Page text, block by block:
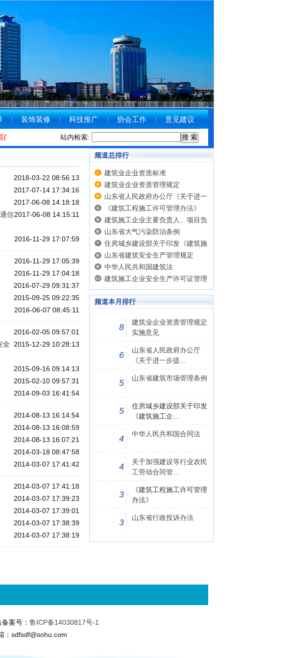
装饰装修 科技推广 协会工作 意见建议
站内检索:
告 [2020-01-08]德州市住房和城乡建设局关于受理举报涉黑涉恶线索的公告
2018-03-22 08:56:13
2017-07-14 17:34:16
2017-06-08 14:18:18
2017-06-08 14:15:11
信
2016-11-29 17:07:59
2016-11-29 17:05:39
2016-11-29 17:04:18
2016-07-29 09:31:37
2015-09-25 09:22:35
2016-06-07 08:45:11
2016-02-05 09:57:01
2015-12-29 10:28:13
全
2015-09-16 09:14:13
2015-02-10 09:57:31
2014-09-03 16:41:54
2014-08-13 16:14:54
2014-08-13 16:08:59
2014-08-13 16:07:21
2014-03-18 08:47:58
2014-03-07 17:41:42
2014-03-07 17:41:18
2014-03-07 17:39:23
2014-03-07 17:39:01
2014-03-07 17:38:39
2014-03-07 17:38:19
频道总排行
建筑业企业资质标准
建筑业企业资质管理规定
山东省人民政府办公厅《关于进一
步提升建筑质量的意见》鲁政办发
〔2014〕26号
《建筑工程施工许可管理办法》
建筑施工企业主要负责人、项目负
责人和专职安全生产管理人员安全
生产管理规定
山东省大气污染防治条例
住房城乡建设部关于印发《建筑施
工企业主要负责人项目负责人和专
职安全生产管理人员 安全生产管
理规定实施意见》的通知
山东省建筑安全生产管理规定
中华人民共和国建筑法
建筑施工企业安全生产许可证管理
规定
频道本月排行
8
建筑业企业资质管理规定
实施意见
6
山东省人民政府办公厅
《关于进一步提...
5 山东省建筑市场管理条例
5
住房城乡建设部关于印发
《建筑施工企...
4 中华人民共和国合同法
4
关于加强建设等行业农民
工劳动合同管...
3
《建筑工程施工许可管理
办法》
3 山东省行政投诉办法
案号： 鲁ICP备14030817号-1
：sdfsdf@sohu.com